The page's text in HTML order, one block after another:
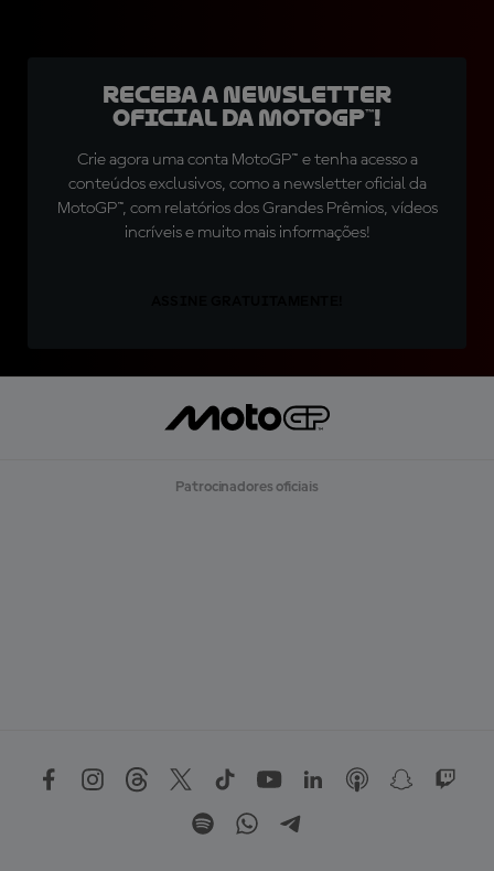
Receba a newsletter
oficial da MotoGP™!
Crie agora uma conta MotoGP™ e tenha acesso a
conteúdos exclusivos, como a newsletter oficial da
MotoGP™, com relatórios dos Grandes Prêmios, vídeos
incríveis e muito mais informações!
Patrocinadores oficiais